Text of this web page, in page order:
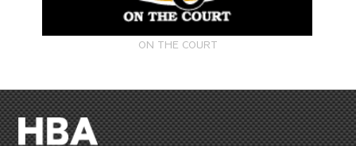
ON THE COURT